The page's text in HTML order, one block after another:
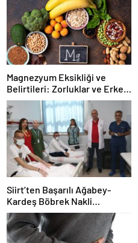
Magnezyum Eksikliği ve
Belirtileri: Zorluklar ve Erken
Uyarılar
Siirt’ten Başarılı Ağabey-
Kardeş Böbrek Nakli
Hikayesi: Tereddütsüz
Fedakarlık ve Umut